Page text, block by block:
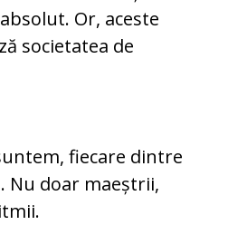
Or, aceste
societatea de
fiecare dintre
Nu doar maeștrii,